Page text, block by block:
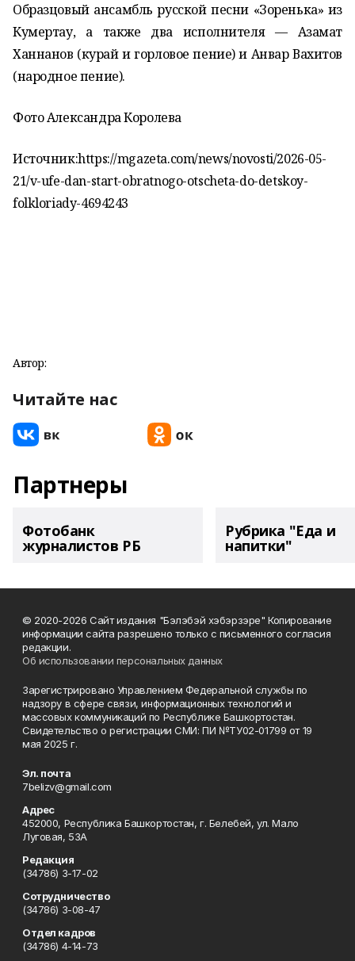
Образцовый ансамбль русской песни «Зоренька» из
Кумертау, а также два исполнителя — Азамат
Ханнанов (курай и горловое пение) и Анвар Вахитов
(народное пение).
Фото Александра Королева
Источник:https://mgazeta.com/news/novosti/2026-05-
21/v-ufe-dan-start-obratnogo-otscheta-do-detskoy-
folkloriady-4694243
Автор:
Читайте нас
Партнеры
Фотобанк
журналистов РБ
Рубрика "Еда и
напитки"
© 2020-2026 Сайт издания "Бэлэбэй хэбэрзэре" Копирование
информации сайта разрешено только с письменного согласия
редакции.
Об использовании персональных данных
Зарегистрировано Управлением Федеральной службы по
надзору в сфере связи, информационных технологий и
массовых коммуникаций по Республике Башкортостан.
Свидетельство о регистрации СМИ: ПИ №ТУ02-01799 от 19
мая 2025 г.
Эл. почта
7belizv@gmail.com
Адрес
452000, Республика Башкортостан, г. Белебей, ул. Мало
Луговая, 53А
Редакция
(34786) 3-17-02
Сотрудничество
(34786) 3-08-47
Отдел кадров
(34786) 4-14-73